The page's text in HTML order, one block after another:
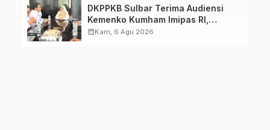
DKPPKB Sulbar Terima Audiensi
Kemenko Kumham Imipas RI,
Perkuat Pelayanan Kesehatan bagi
calendar_monthKam, 6 Agu 2026